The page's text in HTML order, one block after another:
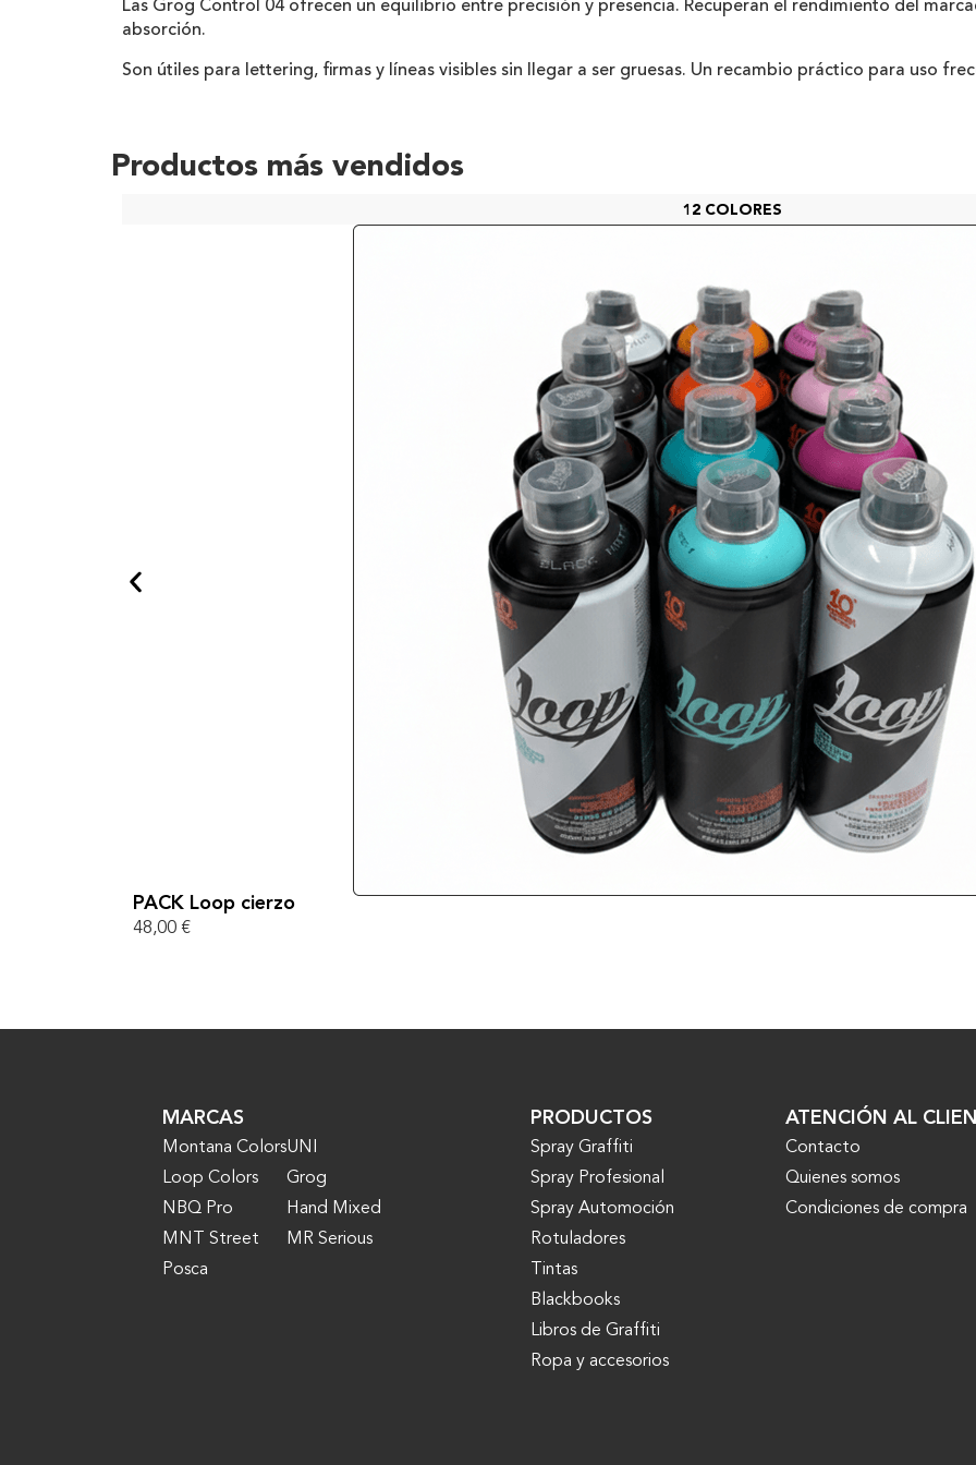
Las Grog Control 04 ofrecen un equilibrio entre precisión y presencia. Recuperan el rendimiento del
absorción.
Son útiles para lettering, firmas y líneas visibles sin llegar a ser gruesas. Un recambio práctico para uso
Productos más vendidos
12 COLORES
VER MÁS
PACK Loop cierzo
48,00 €
MARCAS
Montana Colors
Loop Colors
NBQ Pro
MNT Street
Posca
UNI
Grog
Hand Mixed
MR Serious
PRODUCTOS
Spray Graffiti
Spray Profesional
Spray Automoción
Rotuladores
Tintas
Blackbooks
Libros de Graffiti
Ropa y accesorios
ATENCIÓN AL
Contacto
Quienes somos
Condiciones de compra